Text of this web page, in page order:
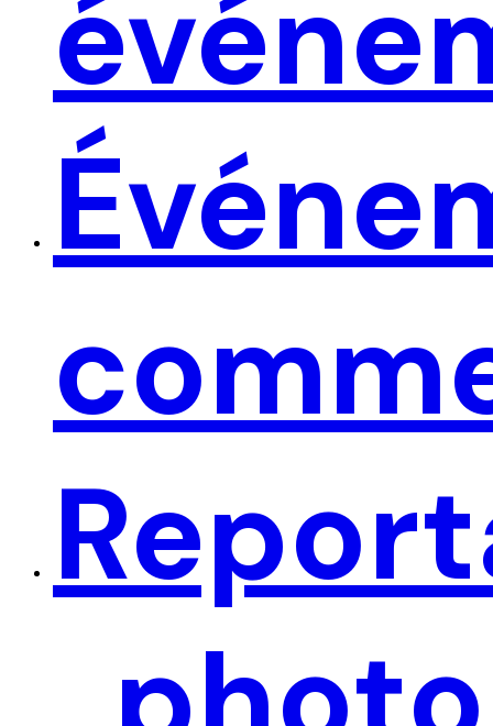
PRÉSENTATION
RÉALISATIONS
ACTUALITÉS
CONTACT
https://harfang-events.fr/blog-page/